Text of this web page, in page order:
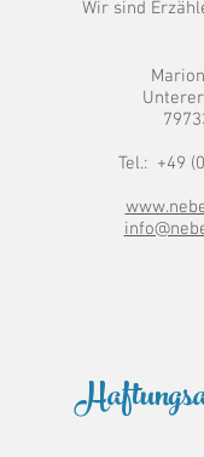
Wir sind
Tel.: +49